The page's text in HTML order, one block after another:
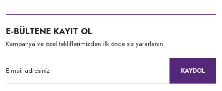
E-BÜLTENE KAYIT OL
Kampanya ve özel tekliflerimizden ilk önce siz yararlanın.
KAYDOL